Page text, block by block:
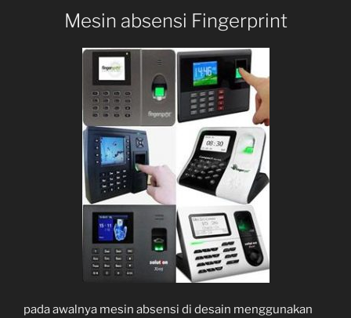
Mesin absensi Fingerprint
pada awalnya mesin absensi di desain menggunakan